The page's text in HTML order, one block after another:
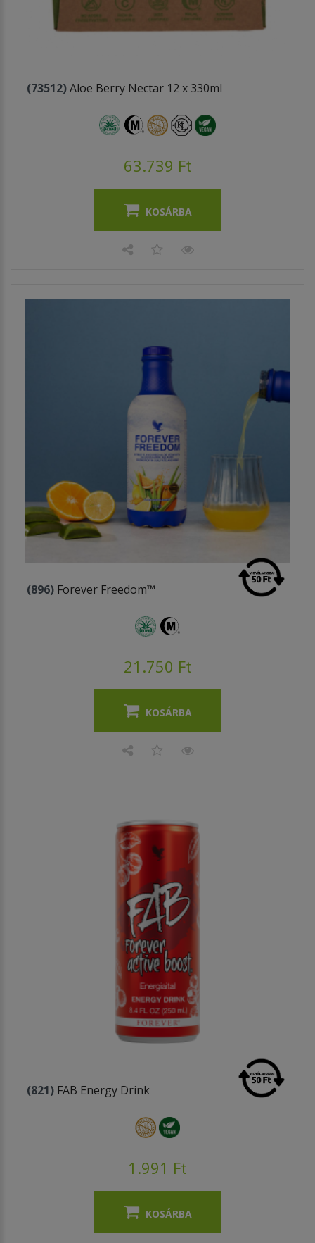
(73512)Aloe Berry Nectar 12 x 330ml
63.739 Ft
KOSÁRBA
(896) Forever Freedom™
21.750 Ft
KOSÁRBA
(821) FAB Energy Drink
1.991 Ft
KOSÁRBA